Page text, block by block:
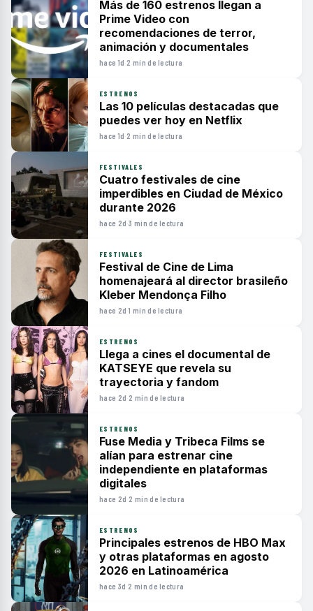
Más de 160 estrenos llegan a
Prime Video con
recomendaciones de terror,
animación y documentales
hace 1d·2 min de lectura
ESTRENOS
Las 10 películas destacadas que
puedes ver hoy en Netflix
hace 1d·2 min de lectura
FESTIVALES
Cuatro festivales de cine
imperdibles en Ciudad de México
durante 2026
hace 2d·3 min de lectura
FESTIVALES
Festival de Cine de Lima
homenajeará al director brasileño
Kleber Mendonça Filho
hace 2d·1 min de lectura
ESTRENOS
Llega a cines el documental de
KATSEYE que revela su
trayectoria y fandom
hace 2d·2 min de lectura
ESTRENOS
Fuse Media y Tribeca Films se
alían para estrenar cine
independiente en plataformas
digitales
hace 2d·2 min de lectura
ESTRENOS
Principales estrenos de HBO Max
y otras plataformas en agosto
2026 en Latinoamérica
hace 3d·2 min de lectura